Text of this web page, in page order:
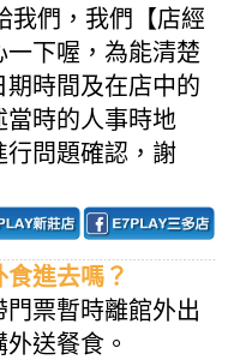
我們，我們【店經
下喔，為能清楚
時間及在店中的
當時的人事時地
行問題確認，謝
進去嗎？
票暫時離館外出
送餐食。